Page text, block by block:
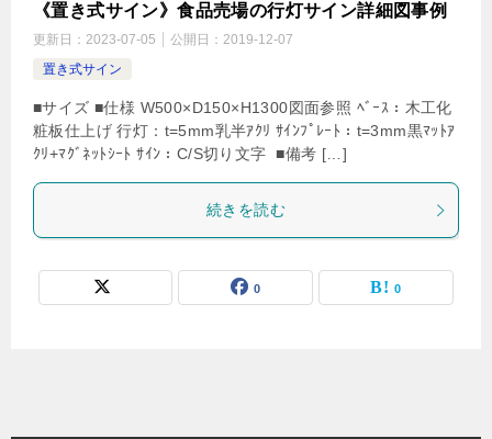
《置き式サイン》食品売場の行灯サイン詳細図事例
更新日： 2023-07-05 公開日： 2019-12-07
置き式サイン
■サイズ ■仕様 W500×D150×H1300図面参照 ﾍﾞｰｽ：木工化
粧板仕上げ 行灯：t=5mm乳半ｱｸﾘ ｻｲﾝﾌﾟﾚｰﾄ：t=3mm黒ﾏｯﾄｱ
ｸﾘ+ﾏｸﾞﾈｯﾄｼｰﾄ ｻｲﾝ：C/S切り文字 ■備考 […]
続きを読む
0 0